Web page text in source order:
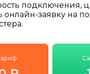
подключения,
онлайн-заявку на